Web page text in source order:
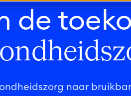
de
naar